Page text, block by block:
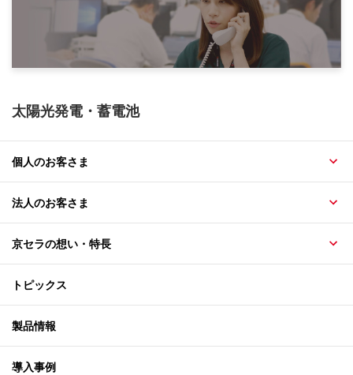
太陽光発電・蓄電池
個人のお客さま
法人のお客さま
京セラの想い・特長
トピックス
製品情報
導入事例